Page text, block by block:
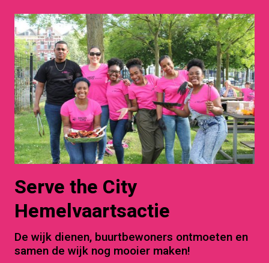
Serve the City
Hemelvaartsactie
De wijk dienen, buurtbewoners ontmoeten en
samen de wijk nog mooier maken!